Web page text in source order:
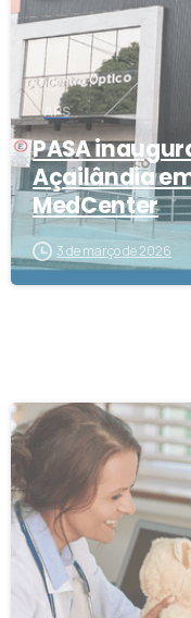
APS
PASA
Açailândia
MedCenter
3 de março de 2026